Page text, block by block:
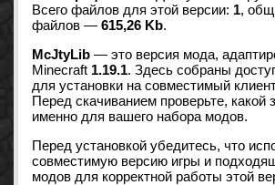
Всего файлов для этой версии: 1,
файлов — 615,26 Kb.
McJtyLib — это версия мода,
Minecraft 1.19.1. Здесь собраны
для установки на совместимый
Перед скачиванием проверьте, какой
именно для вашего набора модов.
Перед установкой убедитесь, что
совместимую версию игры и
модов для корректной работы этой